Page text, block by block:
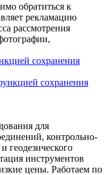
обратиться к
рекламацию
рассмотрения
сохранения
сохранения
для
контрольно-
геодезического
инструментов
цены. Работаем по